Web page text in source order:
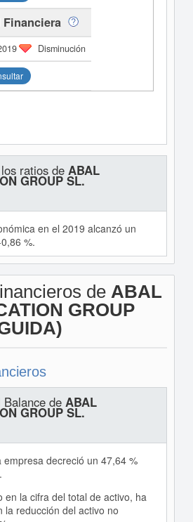
Disminución
ratios de ABAL
GROUP SL.
en el 2019 alcanzó un
%.
de ABAL
GROUP
de ABAL
GROUP SL.
empresa decreció un 47,64 %
en la cifra del total de activo, ha
la reducción del activo no